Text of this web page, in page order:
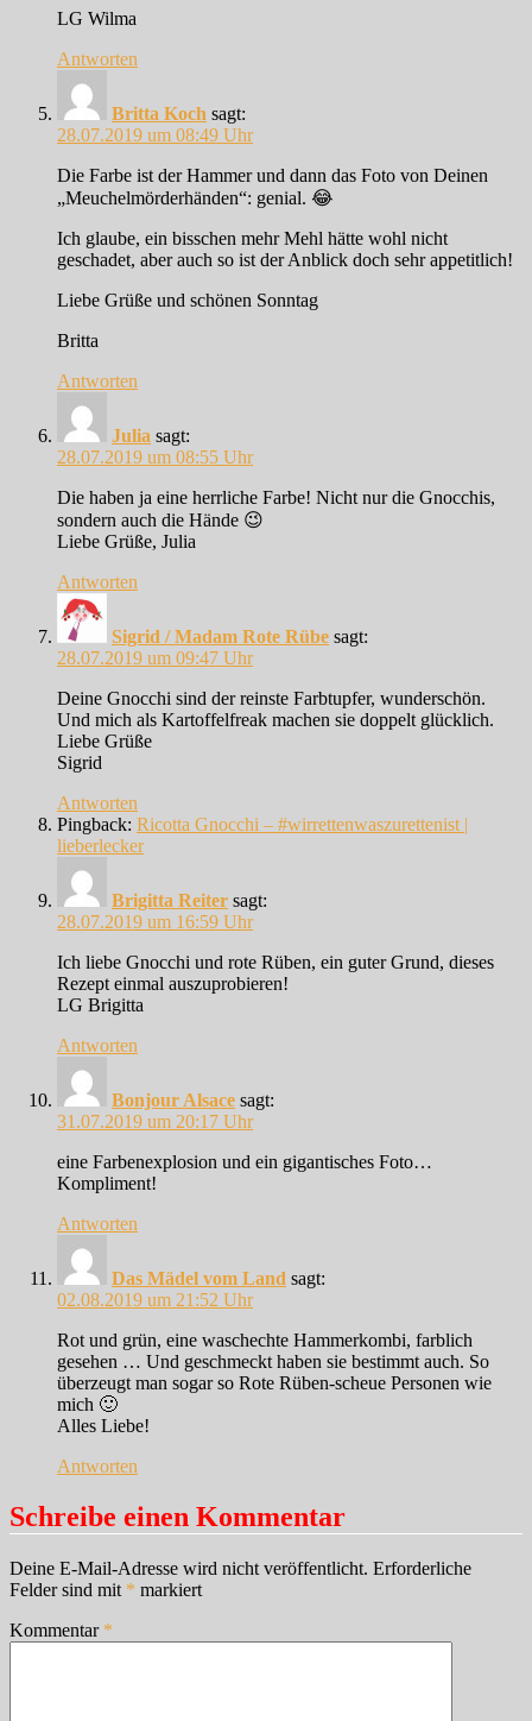
LG Wilma
Antworten
Britta Koch sagt:
28.07.2019 um 08:49 Uhr
Die Farbe ist der Hammer und dann das Foto von Deinen
„Meuchelmörderhänden“: genial. 😂
Ich glaube, ein bisschen mehr Mehl hätte wohl nicht
geschadet, aber auch so ist der Anblick doch sehr appetitlich!
Liebe Grüße und schönen Sonntag
Britta
Antworten
Julia sagt:
28.07.2019 um 08:55 Uhr
Die haben ja eine herrliche Farbe! Nicht nur die Gnocchis,
sondern auch die Hände 😉
Liebe Grüße, Julia
Antworten
Sigrid / Madam Rote Rübe sagt:
28.07.2019 um 09:47 Uhr
Deine Gnocchi sind der reinste Farbtupfer, wunderschön.
Und mich als Kartoffelfreak machen sie doppelt glücklich.
Liebe Grüße
Sigrid
Antworten
Pingback: Ricotta Gnocchi – #wirrettenwaszurettenist |
lieberlecker
Brigitta Reiter sagt:
28.07.2019 um 16:59 Uhr
Ich liebe Gnocchi und rote Rüben, ein guter Grund, dieses
Rezept einmal auszuprobieren!
LG Brigitta
Antworten
Bonjour Alsace sagt:
31.07.2019 um 20:17 Uhr
eine Farbenexplosion und ein gigantisches Foto…
Kompliment!
Antworten
Das Mädel vom Land sagt:
02.08.2019 um 21:52 Uhr
Rot und grün, eine waschechte Hammerkombi, farblich
gesehen … Und geschmeckt haben sie bestimmt auch. So
überzeugt man sogar so Rote Rüben-scheue Personen wie
mich 🙂
Alles Liebe!
Antworten
Schreibe einen Kommentar
Deine E-Mail-Adresse wird nicht veröffentlicht. Erforderliche
Felder sind mit * markiert
Kommentar *